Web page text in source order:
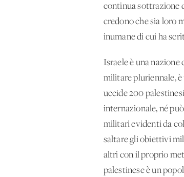
continua sottrazione
credono che sia loro
inumane di cui ha
Israele è una
militare pluriennale, è
uccide 200
internazionale, né
militari evidenti da
saltare gli obiettivi
altri con il proprio
palestinese è un